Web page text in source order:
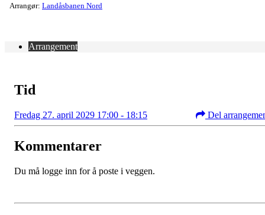
Arrangør: Landåsbanen Nord
Arrangement
Tid
Fredag 27. april 2029 17:00 - 18:15 Del
Kommentarer
Du må logge inn for å poste i veggen.